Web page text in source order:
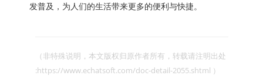
发普及，为人们的生活带来更多的便利与快捷。
（非特殊说明，本文版权归原作者所有，转载请注明出处
:https://www.echatsoft.com/doc-detail-2055.shtml ）